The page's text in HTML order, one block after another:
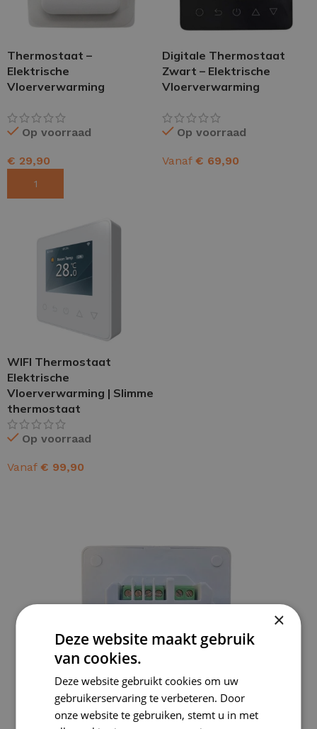
Thermostaat –
Elektrische
Vloerverwarming
Op voorraad
€ 29,90
Digitale Thermostaat
Zwart – Elektrische
Vloerverwarming
Op voorraad
Vanaf € 69,90
WIFI Thermostaat
Elektrische
Vloerverwarming | Slimme
thermostaat
Op voorraad
Vanaf € 99,90
×
Deze website maakt gebruik
van cookies.
Deze website gebruikt cookies om uw
gebruikerservaring te verbeteren. Door
onze website te gebruiken, stemt u in met